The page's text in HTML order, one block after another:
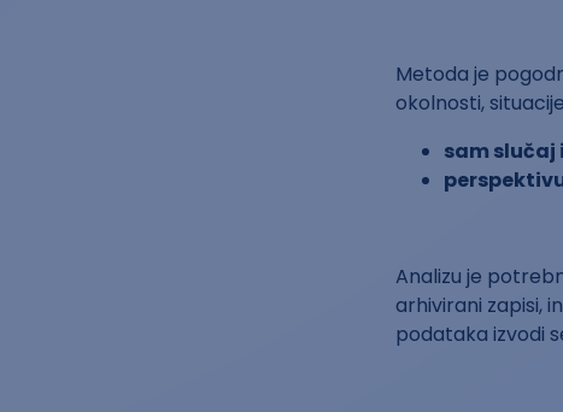
Metoda je
okolnosti,
sam slučaj
Analizu je
arhivirani zapisi,
podataka izvodi